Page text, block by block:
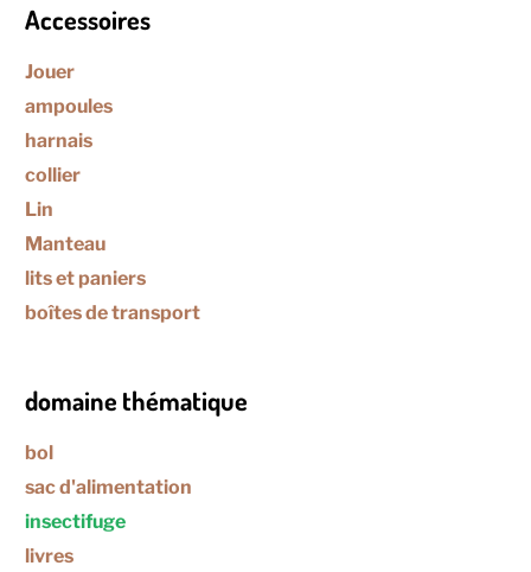
Accessoires
Jouer
ampoules
harnais
collier
Lin
Manteau
lits et paniers
boîtes de transport
domaine thématique
bol
sac d'alimentation
insectifuge
livres